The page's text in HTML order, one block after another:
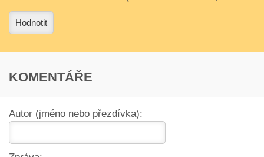
Hodnotit
KOMENTÁŘE
Autor (jméno nebo přezdívka):